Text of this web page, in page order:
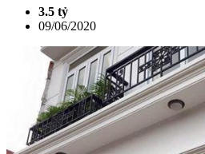
3.5 tỷ
09/06/2020